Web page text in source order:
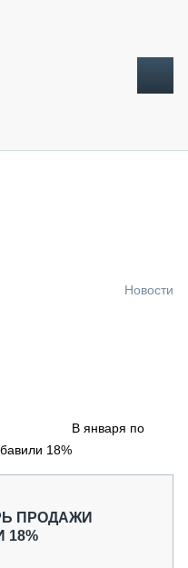
Новости
В января по
18%
ПРОДАЖИ
18%